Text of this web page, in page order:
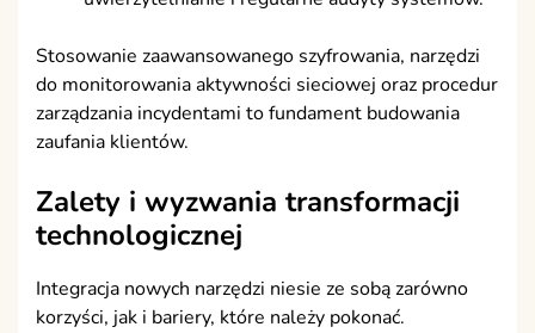
Stosowanie zaawansowanego szyfrowania, narzędzi
do monitorowania aktywności sieciowej oraz procedur
zarządzania incydentami to fundament budowania
zaufania klientów.
Zalety i wyzwania transformacji
technologicznej
Integracja nowych narzędzi niesie ze sobą zarówno
korzyści, jak i bariery, które należy pokonać.